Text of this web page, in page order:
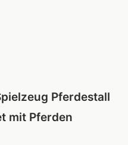
Pferdestall
mit Pferden